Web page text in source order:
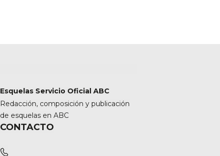
Esquelas Servicio Oficial ABC
Redacción, composición y publicación
de esquelas en ABC
CONTACTO